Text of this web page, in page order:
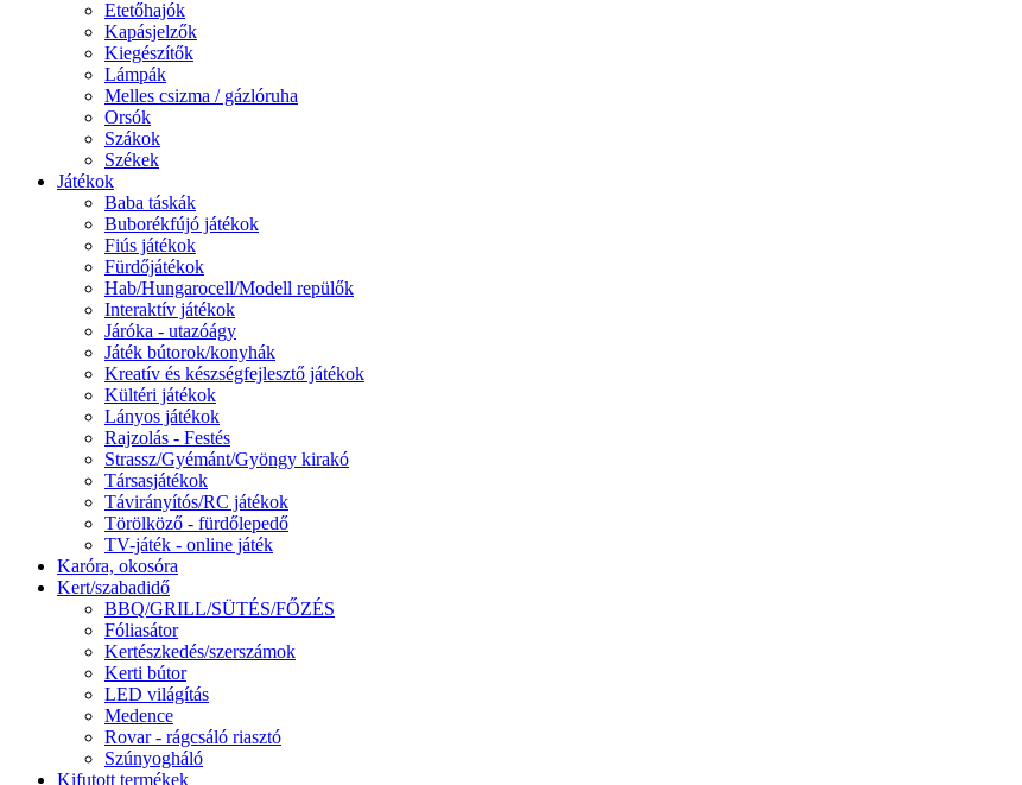
Etetőhajók
Kapásjelzők
Kiegészítők
Lámpák
Melles csizma / gázlóruha
Orsók
Szákok
Székek
Játékok
Baba táskák
Buborékfújó játékok
Fiús játékok
Fürdőjátékok
Hab/Hungarocell/Modell repülők
Interaktív játékok
Járóka - utazóágy
Játék bútorok/konyhák
Kreatív és készségfejlesztő játékok
Kültéri játékok
Lányos játékok
Rajzolás - Festés
Strassz/Gyémánt/Gyöngy kirakó
Társasjátékok
Távirányítós/RC játékok
Törölköző - fürdőlepedő
TV-játék - online játék
Karóra, okosóra
Kert/szabadidő
BBQ/GRILL/SÜTÉS/FŐZÉS
Fóliasátor
Kertészkedés/szerszámok
Kerti bútor
LED világítás
Medence
Rovar - rágcsáló riasztó
Szúnyogháló
Kifutott termékek